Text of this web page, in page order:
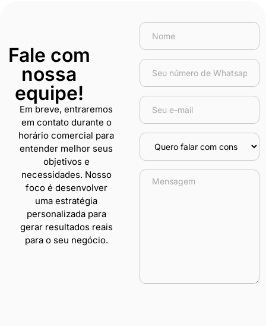
Fale com
nossa
equipe!
Em breve, entraremos
em contato durante o
horário comercial para
entender melhor seus
objetivos e
necessidades. Nosso
foco é desenvolver
uma estratégia
personalizada para
gerar resultados reais
para o seu negócio.